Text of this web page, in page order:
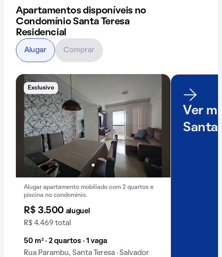
Apartamentos disponíveis no
Condomínio Santa Teresa
Residencial
Exclusivo
Alugar apartamento mobiliado com 2 quartos e
piscina no condomínio.
R$ 3.500 aluguel
R$ 4.469 total
50 m² · 2 quartos · 1 vaga
Rua Parambu, Santa Teresa · Salvador
Ver
Santa
Alugar Comprar